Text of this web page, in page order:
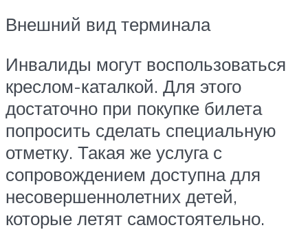
Внешний вид терминала
Инвалиды могут воспользоваться
креслом-каталкой. Для этого
достаточно при покупке билета
попросить сделать специальную
отметку. Такая же услуга с
сопровождением доступна для
несовершеннолетних детей,
которые летят самостоятельно.